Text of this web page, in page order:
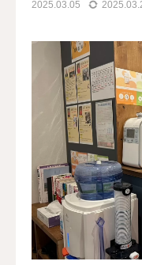
2025.03.05 X
診療案内（治療費）
当院の施術の流れ
院長挨拶
スタッフ紹介
患者様の声
よくある質問